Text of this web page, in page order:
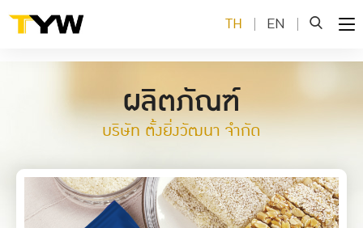
TH EN
ผลิตภัณฑ์
บริษัท ตั้งยิ่งวัฒนา จำกัด